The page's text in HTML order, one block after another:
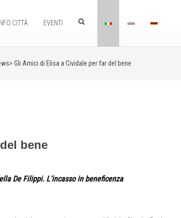
INFO CITTÀ EVENTI
Gli Amici di Elisa a Cividale per far del bene
bene
De Filippi. L'incasso in beneficenza